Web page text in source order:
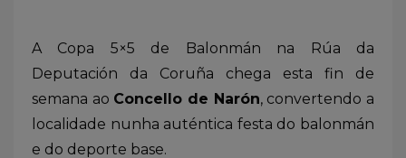
A Copa 5×5 de Balonmán na Rúa da
Deputación da Coruña chega esta fin de
semana ao Concello de Narón, convertendo a
localidade nunha auténtica festa do balonmán
e do deporte base.